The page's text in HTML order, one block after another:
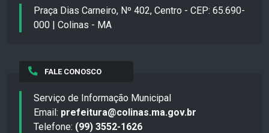
Praça Dias Carneiro, Nº 402, Centro - CEP: 65.690-
000 | Colinas - MA
FALE CONOSCO
Serviço de Informação Municipal
Email: prefeitura@colinas.ma.gov.br
Telefone: (99) 3552-1626